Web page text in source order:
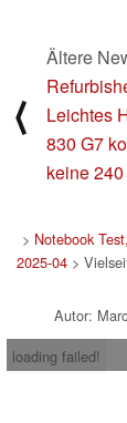
⟨
Ältere
Leichtes
830 G7
keine
> Notebook
2025-04 >
Autor:
loading failed!